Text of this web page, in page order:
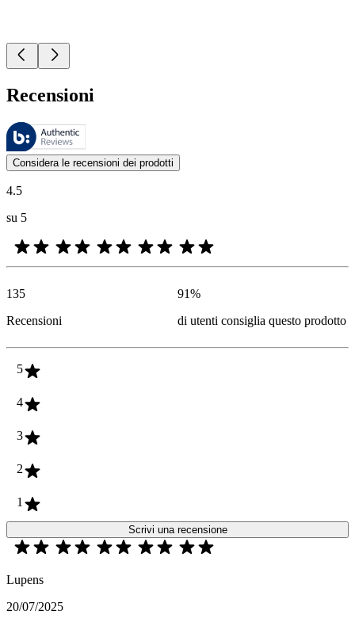
Recensioni
Queste recensioni sono gestite da Bazaarvoice e sono conformi
Le valutazioni dei prodotti e le classificazioni in stelle da parte degli
Considera le recensioni dei prodotti
4.5
su 5
135
Recensioni
91%
di utenti consiglia questo prodotto
5
4
3
2
1
Scrivi una recensione
Lupens
20/07/2025